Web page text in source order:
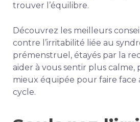
trouver l’équilibre.
Découvrez les meilleurs
contre l’irritabilité liée au
prémenstruel, étayés par la
aider à vous sentir plus calme,
mieux équipée pour faire face
cycle.